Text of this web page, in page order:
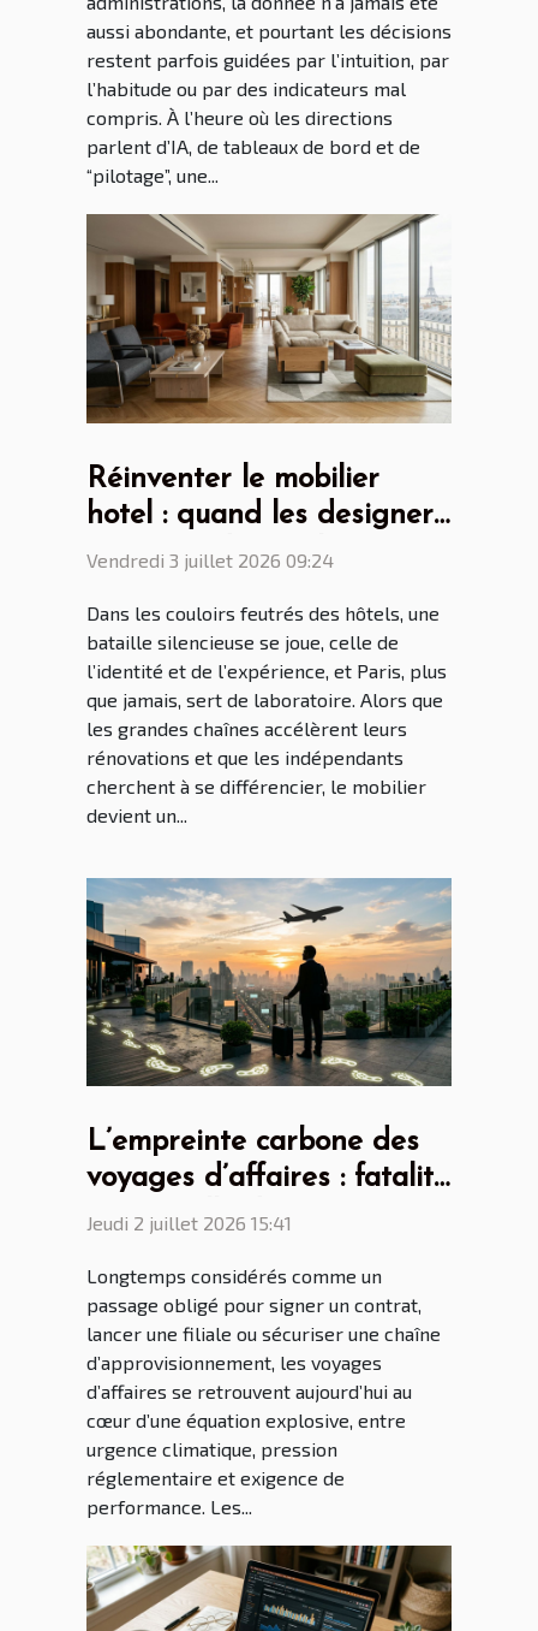
aussi abondante, et pourtant les décisions
restent parfois guidées par l’intuition, par
l’habitude ou par des indicateurs mal
compris. À l’heure où les directions
parlent d’IA, de tableaux de bord et de
“pilotage”, une...
Réinventer le mobilier
hotel : quand les designers
parisiens dictent la
Vendredi 3 juillet 2026 09:24
Dans les couloirs feutrés des hôtels, une
bataille silencieuse se joue, celle de
l’identité et de l’expérience, et Paris, plus
que jamais, sert de laboratoire. Alors que
les grandes chaînes accélèrent leurs
rénovations et que les indépendants
cherchent à se différencier, le mobilier
devient un...
L’empreinte carbone des
voyages d’affaires : fatalité
ou nouvelle donne ?
Jeudi 2 juillet 2026 15:41
Longtemps considérés comme un
passage obligé pour signer un contrat,
lancer une filiale ou sécuriser une chaîne
d’approvisionnement, les voyages
d’affaires se retrouvent aujourd’hui au
cœur d’une équation explosive, entre
urgence climatique, pression
réglementaire et exigence de
performance. Les...